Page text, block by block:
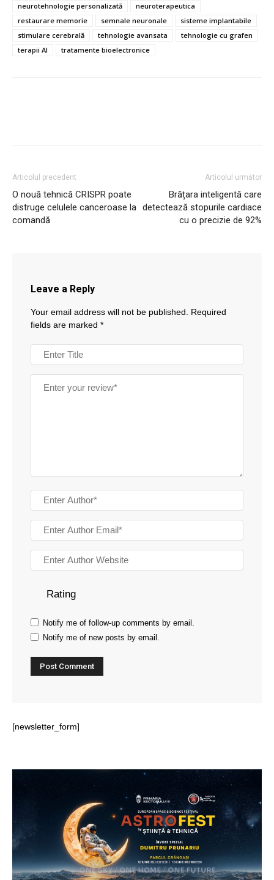
neurotehnologie personalizată
neuroterapeutica
restaurare memorie
semnale neuronale
sisteme implantabile
stimulare cerebrală
tehnologie avansata
tehnologie cu grafen
terapii AI
tratamente bioelectronice
Articolul precedent
O nouă tehnică CRISPR poate
distruge celulele canceroase la
comandă
Articolul următor
Brățara inteligentă care
detectează stopurile cardiace
cu o precizie de 92%
Leave a Reply
Your email address will not be published.
Required
fields are marked *
Rating
Notify me of follow-up comments by email.
Notify me of new posts by email.
[newsletter_form]